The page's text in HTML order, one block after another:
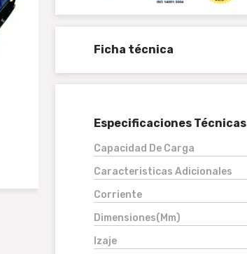
Ficha técnica
Especificaciones Técnicas
Capacidad De Carga
Caracteristicas Adicionales
Corriente
Dimensiones(Mm)
Izaje